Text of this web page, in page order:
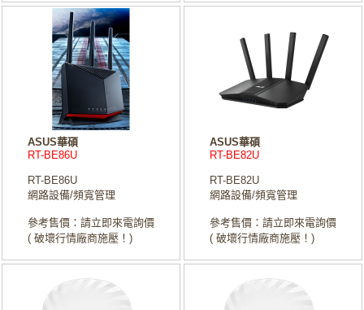
ASUS華碩
RT-BE86U
RT-BE86U
網路設備/頻寬管理
參考售價：請立即來電詢價
( 破壞行情廠商施壓！)
ASUS華碩
RT-BE82U
RT-BE82U
網路設備/頻寬管理
參考售價：請立即來電詢價
( 破壞行情廠商施壓！)